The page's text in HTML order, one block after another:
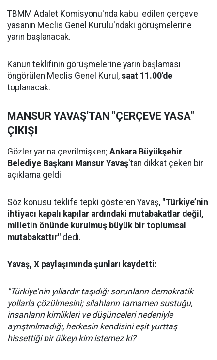
TBMM Adalet Komisyonu'nda kabul edilen çerçeve
yasanın Meclis Genel Kurulu'ndaki görüşmelerine
yarın başlanacak.
Kanun teklifinin görüşmelerine yarın başlaması
öngörülen Meclis Genel Kurul, saat 11.00'de
toplanacak.
MANSUR YAVAŞ'TAN "ÇERÇEVE YASA"
ÇIKIŞI
Gözler yarına çevrilmişken; Ankara Büyükşehir
Belediye Başkanı Mansur Yavaş'tan dikkat çeken bir
açıklama geldi.
Söz konusu teklife tepki gösteren Yavaş, "Türkiye’nin
ihtiyacı kapalı kapılar ardındaki mutabakatlar değil,
milletin önünde kurulmuş büyük bir toplumsal
mutabakattır" dedi.
Yavaş, X paylaşımında şunları kaydetti:
"Türkiye’nin yıllardır taşıdığı sorunların demokratik
yollarla çözülmesini; silahların tamamen sustuğu,
insanların kimlikleri ve düşünceleri nedeniyle
ayrıştırılmadığı, herkesin kendisini eşit yurttaş
hissettiği bir ülkeyi kim istemez ki?